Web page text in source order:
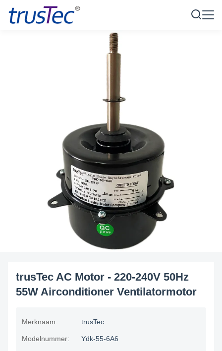
trusTec AC Motor - 220-240V 50Hz
55W Airconditioner Ventilatormotor
Merknaam: trusTec
Modelnummer: Ydk-55-6A6